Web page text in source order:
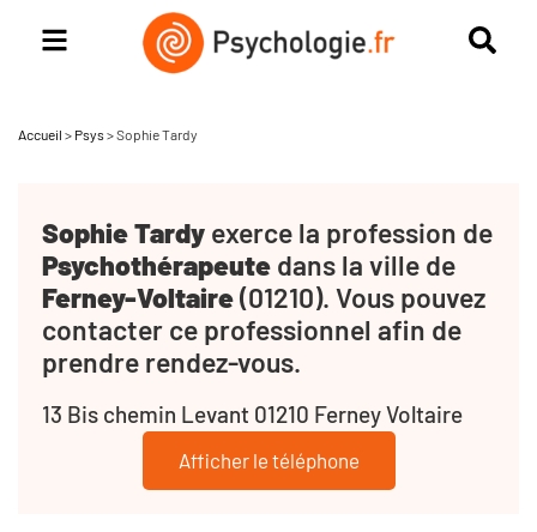
Accueil > Psys >Sophie Tardy
Sophie Tardy exerce la profession de
Psychothérapeute dans la ville de
Ferney-Voltaire(01210). Vous pouvez
contacter ce professionnel afin de
prendre rendez-vous.
13 Bis chemin Levant 01210 Ferney Voltaire
Afficher le téléphone